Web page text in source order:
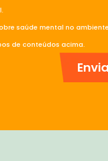
saúde mental no
de conteúdos acima.